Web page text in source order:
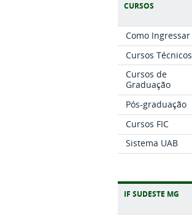
CURSOS
Como Ingressar
Cursos Técnicos
Cursos de
Graduação
Pós-graduação
Cursos FIC
Sistema UAB
IF SUDESTE MG